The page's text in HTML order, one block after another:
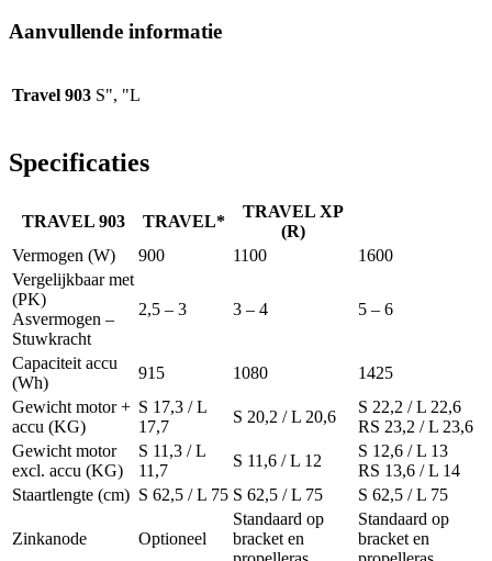
Aanvullende informatie
Travel 903 S", "L
Specificaties
TRAVEL 903 TRAVEL*
TRAVEL XP
(R)
Vermogen (W)
900 1100
1600
Vergelijkbaar met
(PK)
Asvermogen –
Stuwkracht
2,5 – 3 3 – 4 5 – 6
Capaciteit accu
(Wh)
915 1080
1425
Gewicht motor +
accu (KG)
S 17,3 / L
17,7
S 20,2 / L 20,6
S 22,2 / L 22,6
RS 23,2 / L 23,6
Gewicht motor
excl. accu (KG)
S 11,3 / L
11,7
S 11,6 / L 12
S 12,6 / L 13
RS 13,6 / L 14
Staartlengte (cm) S 62,5 / L 75 S 62,5 / L 75 S 62,5 / L 75
Zinkanode Optioneel
Standaard op
bracket en
Standaard op
bracket en